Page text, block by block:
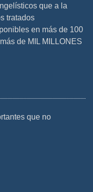
que a la
tratados
en más de 100
de MIL MILLONES
que no